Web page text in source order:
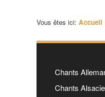
Vous êtes ici: Accueil
Chants
Chants